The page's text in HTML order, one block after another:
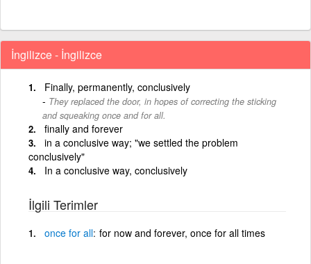
İngilizce - İngilizce
Finally, permanently, conclusively
They replaced the door, in hopes of correcting the sticking
and squeaking once and for all.
finally and forever
in a conclusive way; "we settled the problem
conclusively"
In a conclusive way, conclusively
İlgili Terimler
once for all for now and forever, once for all times